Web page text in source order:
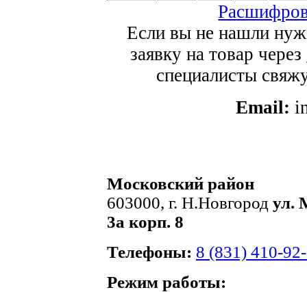
Если вы не нашли
заявку на товар через
специалисты
Email:
Московский район
603000, г. Н.Новгород ул.
3а корп. 8
Телефоны: 8 (831) 410-
Режим работы: